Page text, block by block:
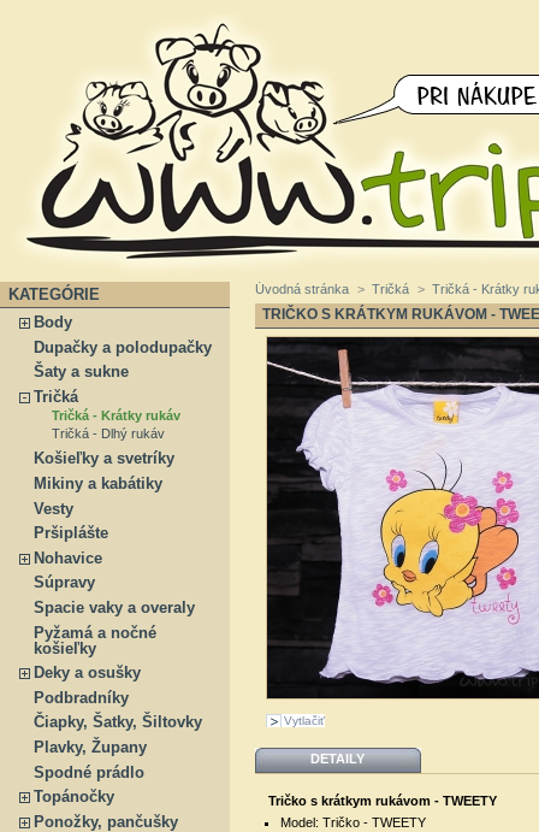
KATEGÓRIE
Body
Dupačky a polodupačky
Šaty a sukne
Tričká
Tričká - Krátky rukáv
Tričká - Dlhý rukáv
Košieľky a svetríky
Mikiny a kabátiky
Vesty
Pršiplášte
Nohavice
Súpravy
Spacie vaky a overaly
Pyžamá a nočné
košieľky
Deky a osušky
Podbradníky
Čiapky, Šatky, Šiltovky
Plavky, Župany
Spodné prádlo
Topánočky
Ponožky, pančušky
Úvodná stránka > Tričká > Tričká - Krátky
TRIČKO S KRÁTKYM RUKÁVOM -
Vytlačiť
DETAILY
Tričko s krátkym rukávom - TWEETY
Model: Tričko - TWEETY